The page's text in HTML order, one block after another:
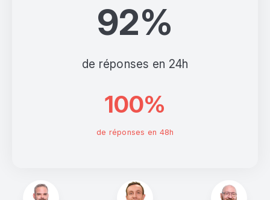
92%
de réponses en 24h
100%
de réponses en 48h